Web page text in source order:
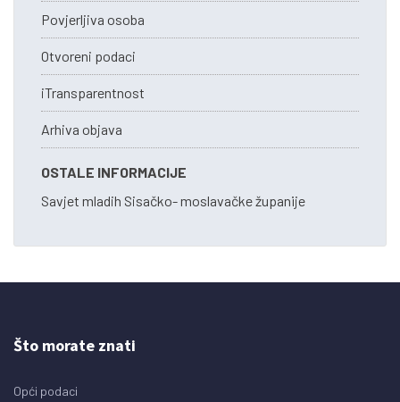
Povjerljiva osoba
Otvoreni podaci
iTransparentnost
Arhiva objava
OSTALE INFORMACIJE
Savjet mladih Sisačko- moslavačke županije
Što morate znati
Opći podaci